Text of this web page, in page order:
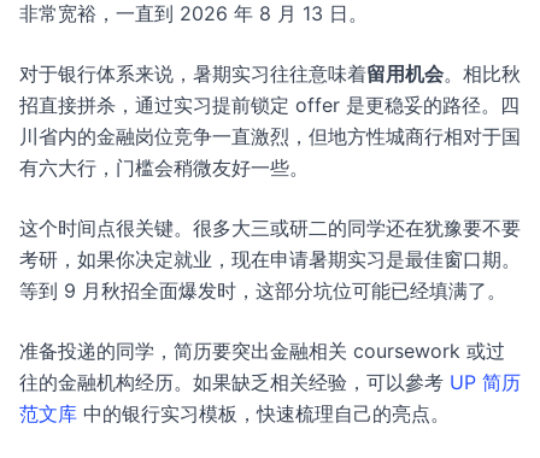
非常宽裕，一直到 2026 年 8 月 13 日。
对于银行体系来说，暑期实习往往意味着留用机会。相比秋
招直接拼杀，通过实习提前锁定 offer 是更稳妥的路径。四
川省内的金融岗位竞争一直激烈，但地方性城商行相对于国
有六大行，门槛会稍微友好一些。
这个时间点很关键。很多大三或研二的同学还在犹豫要不要
考研，如果你决定就业，现在申请暑期实习是最佳窗口期。
等到 9 月秋招全面爆发时，这部分坑位可能已经填满了。
准备投递的同学，简历要突出金融相关 coursework 或过
往的金融机构经历。如果缺乏相关经验，可以參考 UP 简历
范文库 中的银行实习模板，快速梳理自己的亮点。